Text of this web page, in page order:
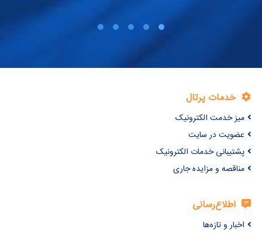
به ترتیب 0/19 ،0/05 و 0/31 گرم بر مترمکعب بر کیلووات ساعت
محاسبه گردید. نتایج نشان داد که
مدیریت آب و انرژی به منظور افزایش ِسود در محصولات کشاورزی
خدمات پرتال
میز خدمت الکترونیک
عضویت در سایت
پشتیبانی خدمات الکترونیک
مناقصه و مزایده جاری
اطلاع‌رسانی
اخبار و تازه‌ها